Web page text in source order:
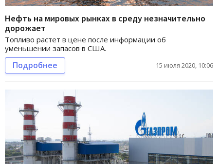
Нефть на мировых рынках в среду незначительно
дорожает
Топливо растет в цене после информации об
уменьшении запасов в США.
Подробнее 15 июля 2020, 10:06